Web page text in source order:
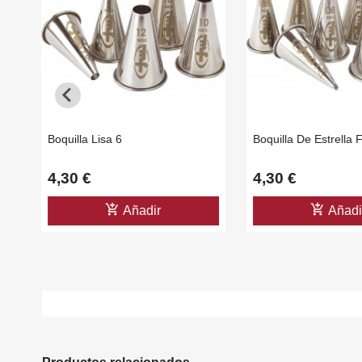
add_circle_outline
Boquilla Lisa 6
4,30 €
add_shopping_cart Añadir
Boquilla De Estrella
4,30 €
add_shopping_cart